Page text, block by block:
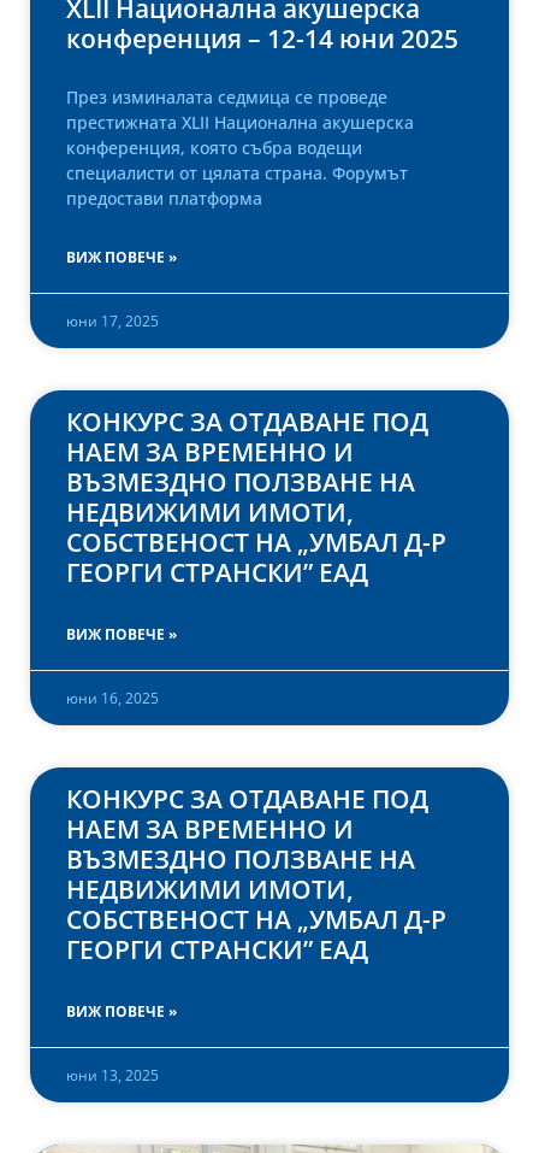
XLII Национална акушерска
конференция – 12-14 юни 2025
През изминалата седмица се проведе
престижната XLII Национална акушерска
конференция, която събра водещи
специалисти от цялата страна. Форумът
предостави платформа
ВИЖ ПОВЕЧЕ »
юни 17, 2025
КОНКУРС ЗА ОТДАВАНЕ ПОД
НАЕМ ЗА ВРЕМЕННО И
ВЪЗМЕЗДНО ПОЛЗВАНЕ НА
НЕДВИЖИМИ ИМОТИ,
СОБСТВЕНОСТ НА „УМБАЛ Д-Р
ГЕОРГИ СТРАНСКИ” ЕАД
ВИЖ ПОВЕЧЕ »
юни 16, 2025
КОНКУРС ЗА ОТДАВАНЕ ПОД
НАЕМ ЗА ВРЕМЕННО И
ВЪЗМЕЗДНО ПОЛЗВАНЕ НА
НЕДВИЖИМИ ИМОТИ,
СОБСТВЕНОСТ НА „УМБАЛ Д-Р
ГЕОРГИ СТРАНСКИ” ЕАД
ВИЖ ПОВЕЧЕ »
юни 13, 2025